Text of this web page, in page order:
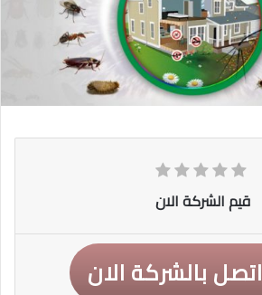
قيم الشركة الان
اتصل بالشركة الان